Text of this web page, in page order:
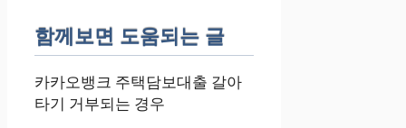
함께보면 도움되는 글
카카오뱅크 주택담보대출 갈아
타기 거부되는 경우